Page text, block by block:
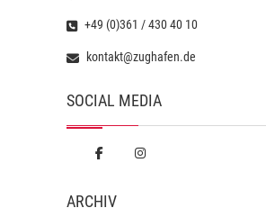
+49 (0)361 / 430 40 10
kontakt@zughafen.de
SOCIAL MEDIA
ARCHIV